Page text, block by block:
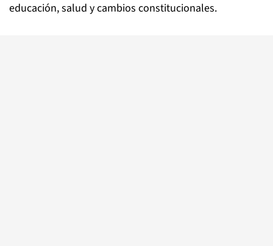
educación, salud y cambios constitucionales.